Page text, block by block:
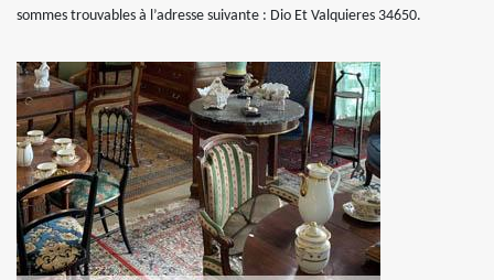
sommes trouvables à l’adresse suivante : Dio Et Valquieres 34650.